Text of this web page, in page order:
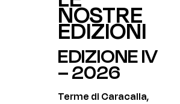
NOSTRE
EDIZIONI
EDIZIONE IV
– 2026
Terme di Caracalla,